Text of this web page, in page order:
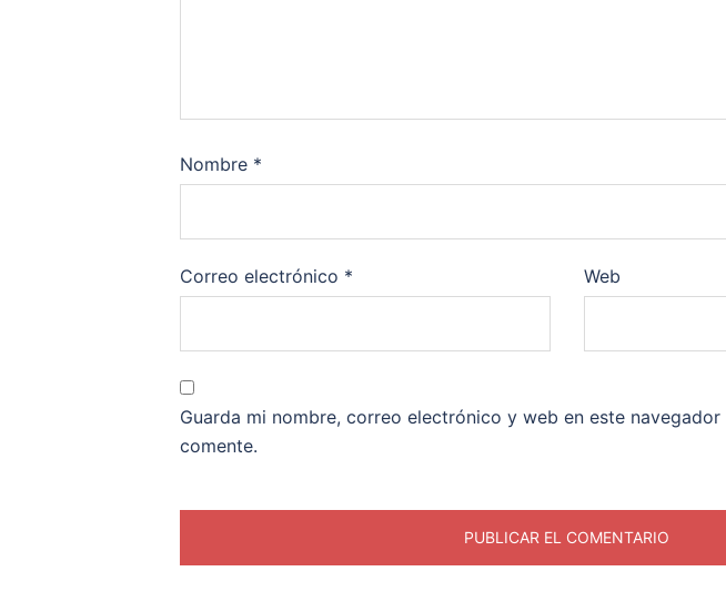
Nombre *
Correo electrónico * Web
Guarda mi nombre, correo electrónico y web en este
comente.